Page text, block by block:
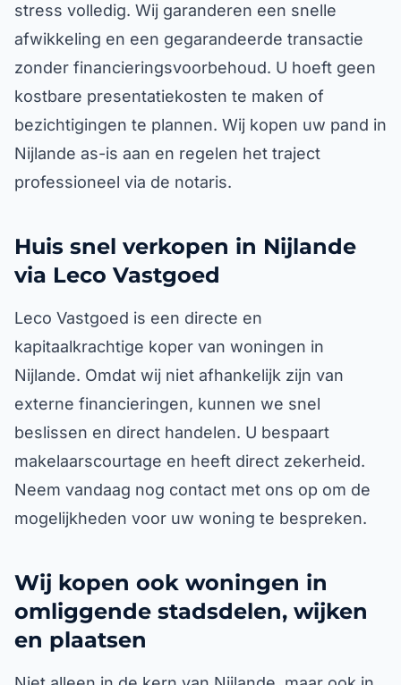
stress volledig. Wij garanderen een snelle
afwikkeling en een gegarandeerde transactie
zonder financieringsvoorbehoud. U hoeft geen
kostbare presentatiekosten te maken of
bezichtigingen te plannen. Wij kopen uw pand in
Nijlande as-is aan en regelen het traject
professioneel via de notaris.
Huis snel verkopen in Nijlande
via Leco Vastgoed
Leco Vastgoed is een directe en
kapitaalkrachtige koper van woningen in
Nijlande. Omdat wij niet afhankelijk zijn van
externe financieringen, kunnen we snel
beslissen en direct handelen. U bespaart
makelaarscourtage en heeft direct zekerheid.
Neem vandaag nog contact met ons op om de
mogelijkheden voor uw woning te bespreken.
Wij kopen ook woningen in
omliggende stadsdelen, wijken
en plaatsen